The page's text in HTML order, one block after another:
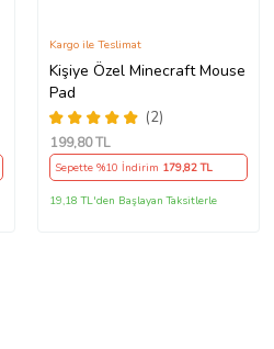
Kişiye Özel Minecraft Mouse
Pad
(2)
Kargo ile Teslimat
199,80 TL
Sepette %10 İndirim 179,82 TL
19,18 TL'den Başlayan Taksitlerle